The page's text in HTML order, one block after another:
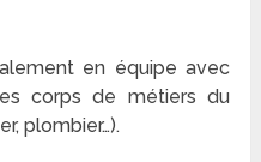
en équipe avec
corps de métiers du
plombier…).